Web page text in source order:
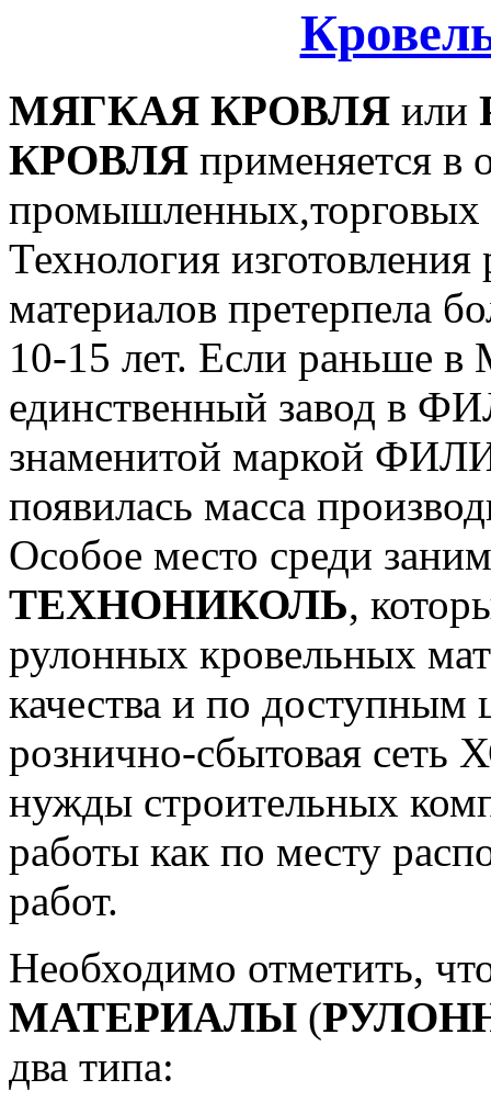
МЯГКАЯ КРОВЛЯ или
КРОВЛЯ применяется в
промышленных,торговых
Технология
материалов претерпела
10-15 лет. Если раньше в
единственный завод в
знаменитой маркой
появилась масса
Особое место среди
ТЕХНОНИКОЛЬ,
рулонных кровельных
качества и по доступным
рознично-сбытовая
нужды строительных
работы как по месту
работ.
Необходимо отметить,
МАТЕРИАЛЫ (
два типа: